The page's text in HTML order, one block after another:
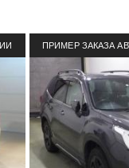
ПРИМЕР ЗАКАЗА